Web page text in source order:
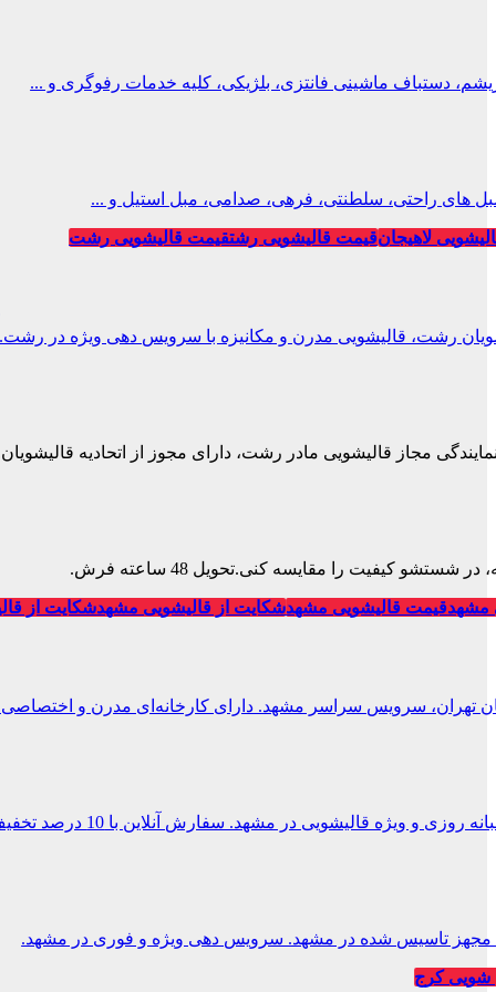
دستباف ماشینی فانتزی، بلژیکی، کلیه خدمات رفوگری و ...
های راحتی، سلطنتی، فرهی، صدامی، مبل استیل و ...
لاهیجانقیمت قالیشویی رشتقیمت قالیشویی رشت
رشت، قالیشویی مدرن و مکانیزه با سرویس دهی ویژه در رشت.
مجاز قالیشویی مادر رشت، دارای مجوز از اتحادیه
کیفیت را مقایسه کنی.تحویل 48 ساعته فرش.
مشهدقیمت قالیشویی مشهدشکایت از قالیشویی مشهدشکایت از
تهران، سرویس سراسر مشهد. دارای کارخانه‌ای مدرن و
ویژه قالیشویی در مشهد. سفارش آنلاین با 10 درصد تخفیف.
مجهز تاسیس شده در مشهد. سرویس دهی ویژه و فوری در مشهد.
شویی کرج